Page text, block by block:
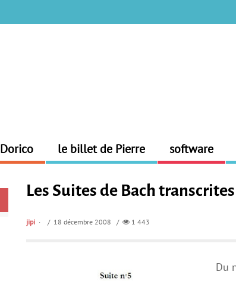
Dorico le billet de Pierre software
Les Suites de Bach
jipi / 18 décembre 2008 / 1 443
Du